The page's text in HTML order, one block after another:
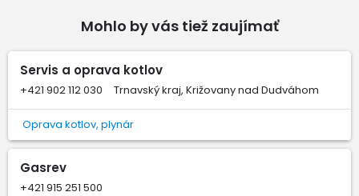
Mohlo by vás tiež zaujímať
Servis a oprava kotlov
+421 902 112 030 Trnavský kraj, Križovany nad Dudváhom
Oprava kotlov, plynár
Gasrev
+421 915 251 500